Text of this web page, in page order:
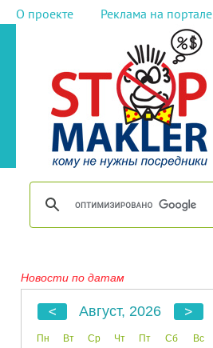
О проекте Реклама на портале
Новости по датам
Август, 2026
Пн Вт Ср Чт Пт Сб
Вс